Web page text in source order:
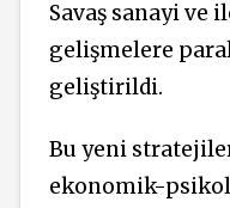
Savaş sanayi
gelişmelere
geliştirildi.
Bu yeni
ekonomik-